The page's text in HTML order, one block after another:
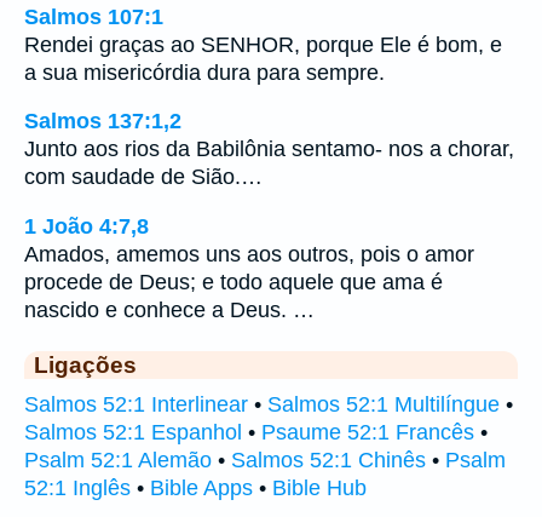
Salmos 107:1
Rendei graças ao SENHOR, porque Ele é bom, e
a sua misericórdia dura para sempre.
Salmos 137:1,2
Junto aos rios da Babilônia sentamo- nos a chorar,
com saudade de Sião.…
1 João 4:7,8
Amados, amemos uns aos outros, pois o amor
procede de Deus; e todo aquele que ama é
nascido e conhece a Deus. …
Ligações
Salmos 52:1 Interlinear • Salmos 52:1 Multilíngue •
Salmos 52:1 Espanhol • Psaume 52:1 Francês •
Psalm 52:1 Alemão • Salmos 52:1 Chinês • Psalm
52:1 Inglês • Bible Apps • Bible Hub